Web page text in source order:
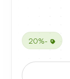
-20%